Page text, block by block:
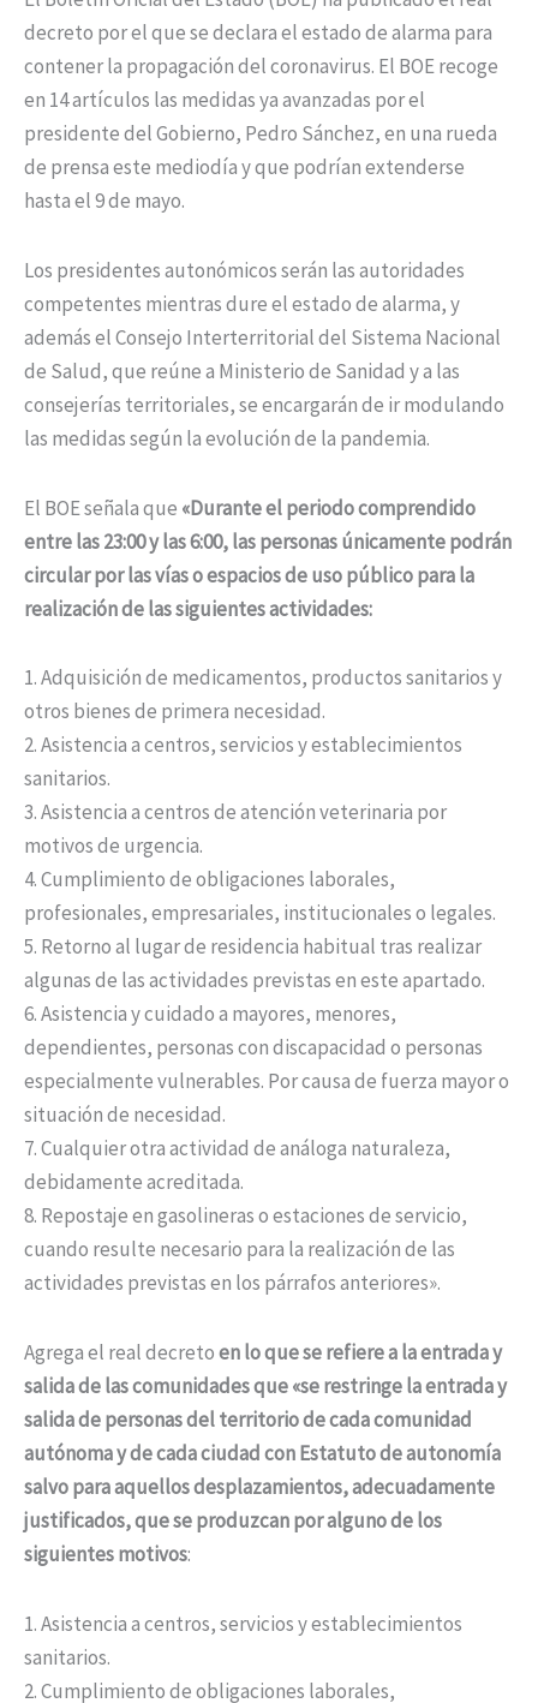
decreto por el que se declara el estado de alarma para
contener la propagación del coronavirus. El BOE recoge
en 14 artículos las medidas ya avanzadas por el
presidente del Gobierno, Pedro Sánchez, en una rueda
de prensa este mediodía y que podrían extenderse
hasta el 9 de mayo.
Los presidentes autonómicos serán las autoridades
competentes mientras dure el estado de alarma, y
además el Consejo Interterritorial del Sistema Nacional
de Salud, que reúne a Ministerio de Sanidad y a las
consejerías territoriales, se encargarán de ir modulando
las medidas según la evolución de la pandemia.
El BOE señala que «Durante el periodo comprendido
entre las 23:00 y las 6:00, las personas únicamente podrán
circular por las vías o espacios de uso público para la
realización de las siguientes actividades:
1. Adquisición de medicamentos, productos sanitarios y
otros bienes de primera necesidad.
2. Asistencia a centros, servicios y establecimientos
sanitarios.
3. Asistencia a centros de atención veterinaria por
motivos de urgencia.
4. Cumplimiento de obligaciones laborales,
profesionales, empresariales, institucionales o legales.
5. Retorno al lugar de residencia habitual tras realizar
algunas de las actividades previstas en este apartado.
6. Asistencia y cuidado a mayores, menores,
dependientes, personas con discapacidad o personas
especialmente vulnerables. Por causa de fuerza mayor o
situación de necesidad.
7. Cualquier otra actividad de análoga naturaleza,
debidamente acreditada.
8. Repostaje en gasolineras o estaciones de servicio,
cuando resulte necesario para la realización de las
actividades previstas en los párrafos anteriores».
Agrega el real decretoen lo que se refiere a la entrada y
salida de las comunidades que «se restringe la entrada y
salida de personas del territorio de cada comunidad
autónoma y de cada ciudad con Estatuto de autonomía
salvo para aquellos desplazamientos, adecuadamente
justificados, que se produzcan por alguno de los
siguientes motivos:
1. Asistencia a centros, servicios y establecimientos
sanitarios.
2. Cumplimiento de obligaciones laborales,